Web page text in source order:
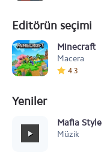
Editörün seçimi
Minecraft
Macera
4.3
Yeniler
Mafia Style
Müzik